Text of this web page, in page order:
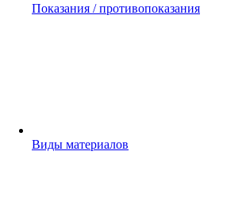
Показания / противопоказания
Виды материалов